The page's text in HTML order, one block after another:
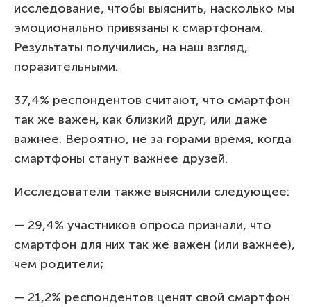
исследование, чтобы выяснить, насколько мы
эмоционально привязаны к смартфонам.
Результаты получились, на наш взгляд,
поразительными.
37,4% респондентов считают, что смартфон
так же важен, как близкий друг, или даже
важнее. Вероятно, не за горами время, когда
смартфоны станут важнее друзей.
Исследователи также выяснили следующее:
— 29,4% участников опроса признали, что
смартфон для них так же важен (или важнее),
чем родители;
— 21,2% респондентов ценят свой смартфон